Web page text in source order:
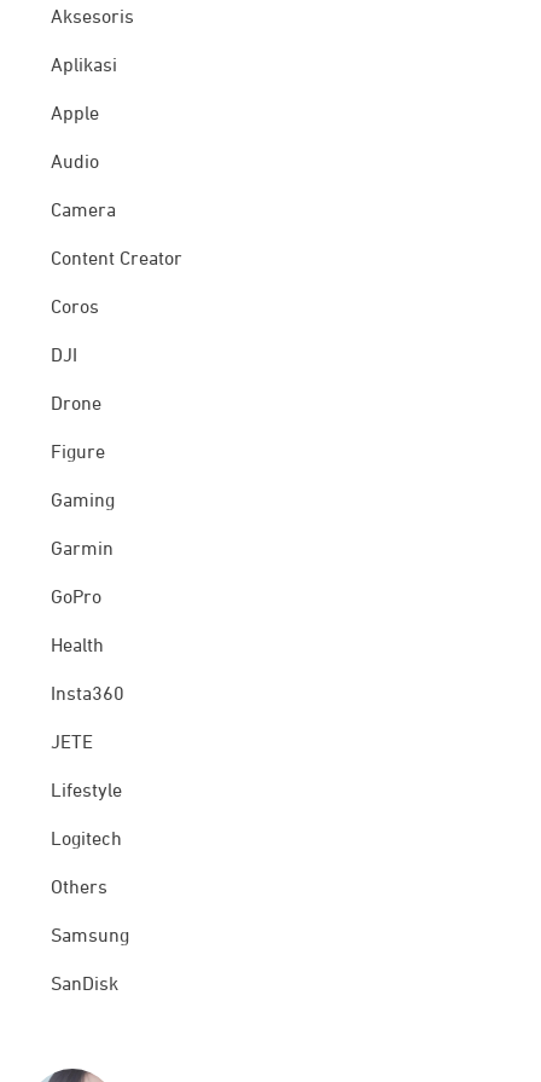
Aksesoris
Aplikasi
Apple
Audio
Camera
Content Creator
Coros
DJI
Drone
Figure
Gaming
Garmin
GoPro
Health
Insta360
JETE
Lifestyle
Logitech
Others
Samsung
SanDisk